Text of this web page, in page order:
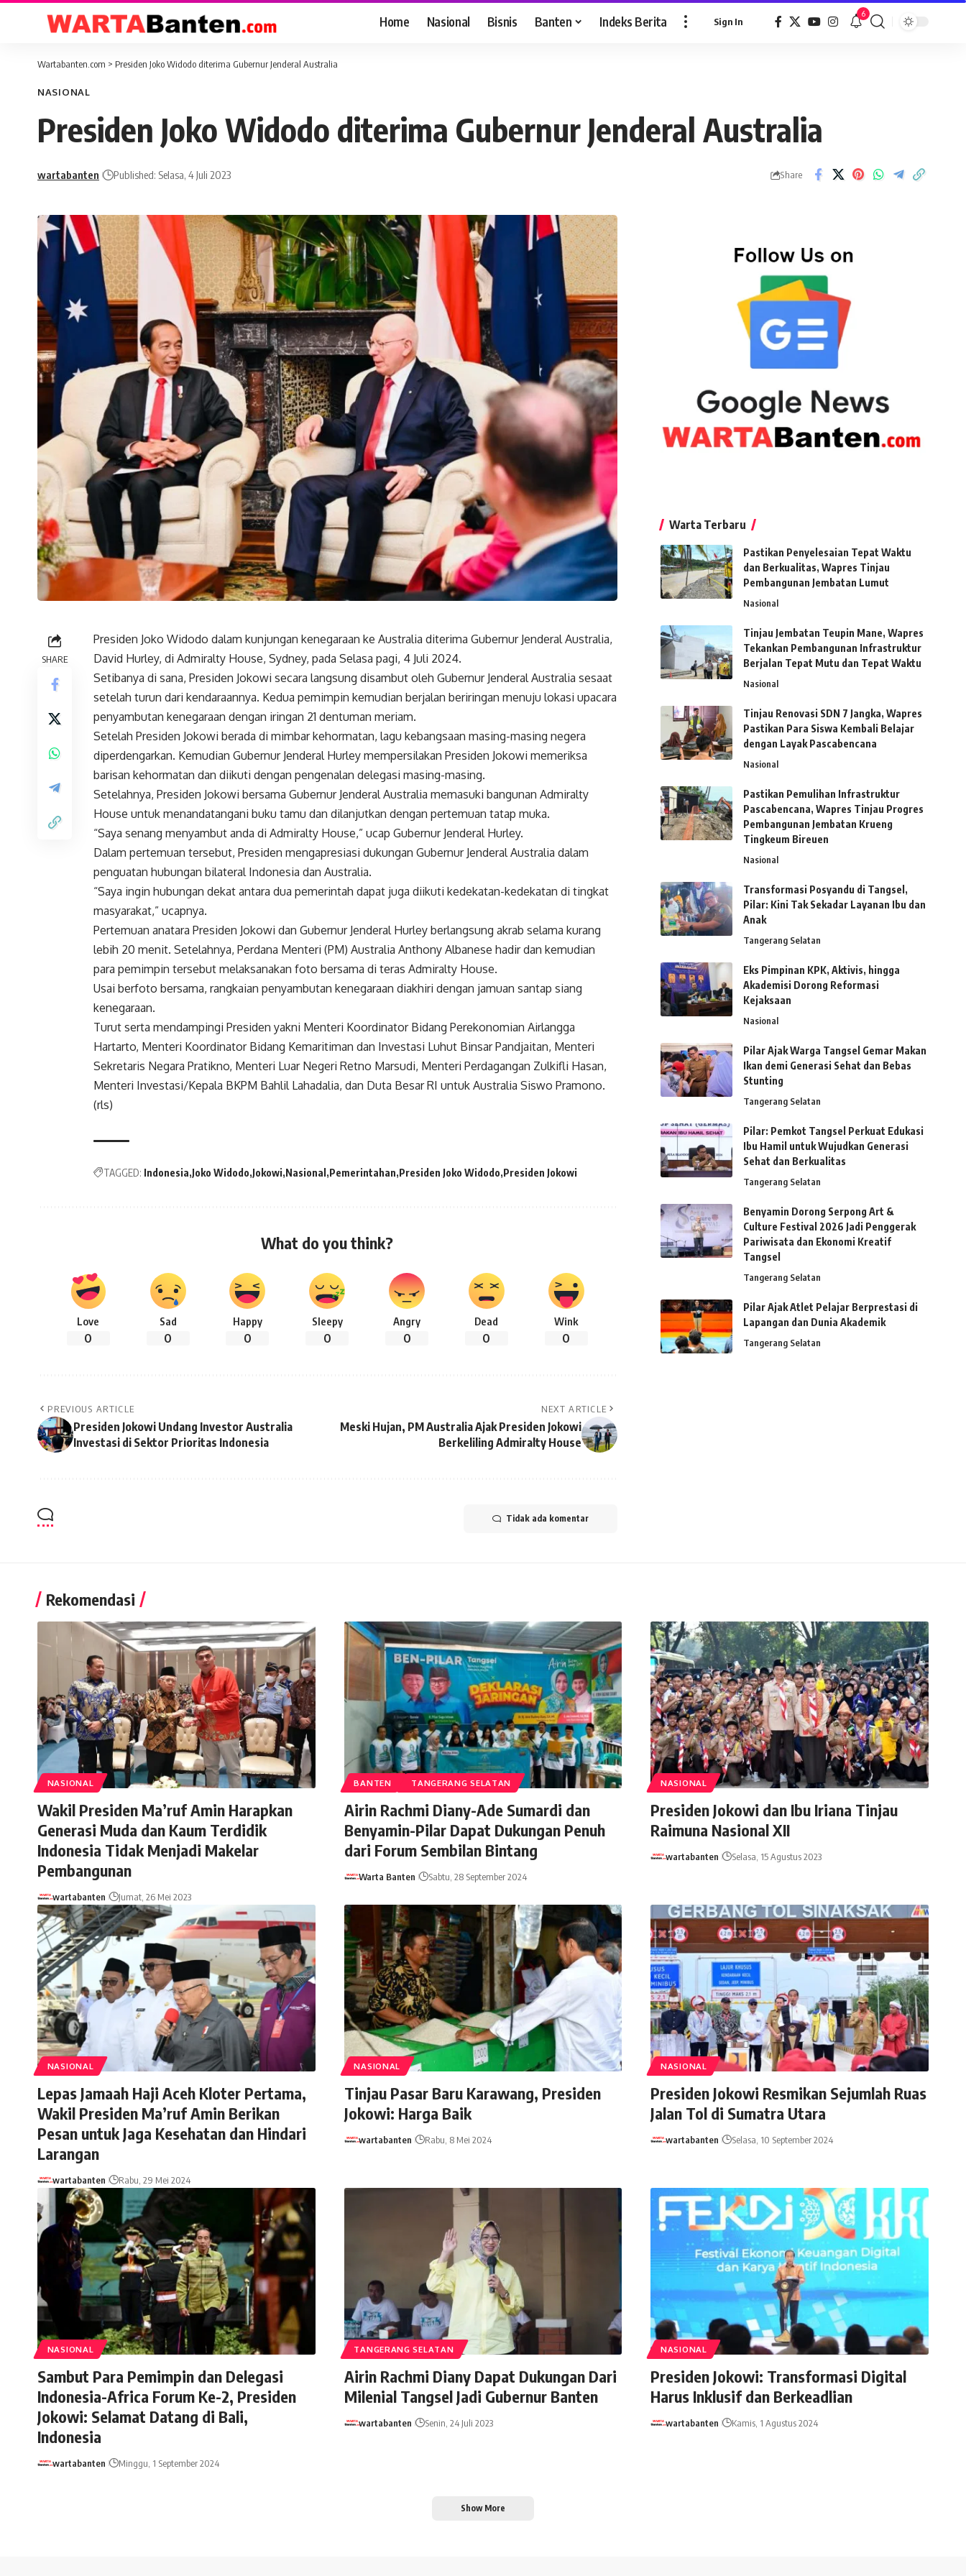
Home Nasional Bisnis Banten Indeks Berita Sign In
6
Wartabanten.com > Presiden Joko Widodo diterima Gubernur Jenderal Australia
NASIONAL
Presiden Joko Widodo diterima Gubernur Jenderal Australia
wartabanten Published: Selasa, 4 Juli 2023 Share
SHARE
Presiden Joko Widodo dalam kunjungan kenegaraan ke Australia diterima Gubernur Jenderal Australia,
David Hurley, di Admiralty House, Sydney, pada Selasa pagi, 4 Juli 2024.
Setibanya di sana, Presiden Jokowi secara langsung disambut oleh Gubernur Jenderal Australia sesaat
setelah turun dari kendaraannya. Kedua pemimpin kemudian berjalan beriringan menuju lokasi upacara
penyambutan kenegaraan dengan iringan 21 dentuman meriam.
Setelah Presiden Jokowi berada di mimbar kehormatan, lagu kebangsaan masing-masing negera
diperdengarkan. Kemudian Gubernur Jenderal Hurley mempersilakan Presiden Jokowi memeriksa
barisan kehormatan dan diikuti dengan pengenalan delegasi masing-masing.
Setelahnya, Presiden Jokowi bersama Gubernur Jenderal Australia memasuki bangunan Admiralty
House untuk menandatangani buku tamu dan dilanjutkan dengan pertemuan tatap muka.
“Saya senang menyambut anda di Admiralty House,” ucap Gubernur Jenderal Hurley.
Dalam pertemuan tersebut, Presiden mengapresiasi dukungan Gubernur Jenderal Australia dalam
penguatan hubungan bilateral Indonesia dan Australia.
“Saya ingin hubungan dekat antara dua pemerintah dapat juga diikuti kedekatan-kedekatan di tingkat
masyarakat,” ucapnya.
Pertemuan anatara Presiden Jokowi dan Gubernur Jenderal Hurley berlangsung akrab selama kurang
lebih 20 menit. Setelahnya, Perdana Menteri (PM) Australia Anthony Albanese hadir dan kemudian
para pemimpin tersebut melaksanakan foto bersama di teras Admiralty House.
Usai berfoto bersama, rangkaian penyambutan kenegaraan diakhiri dengan jamuan santap siang
kenegaraan.
Turut serta mendampingi Presiden yakni Menteri Koordinator Bidang Perekonomian Airlangga
Hartarto, Menteri Koordinator Bidang Kemaritiman dan Investasi Luhut Binsar Pandjaitan, Menteri
Sekretaris Negara Pratikno, Menteri Luar Negeri Retno Marsudi, Menteri Perdagangan Zulkifli Hasan,
Menteri Investasi/Kepala BKPM Bahlil Lahadalia, dan Duta Besar RI untuk Australia Siswo Pramono.
(rls)
TAGGED: Indonesia Joko Widodo Jokowi Nasional Pemerintahan Presiden Joko Widodo Presiden Jokowi
What do you think?
Love
0
Sad
0
Happy
0
Sleepy
0
Angry
0
Dead
0
Wink
0
PREVIOUS ARTICLE
Presiden Jokowi Undang Investor Australia
Investasi di Sektor Prioritas Indonesia
NEXT ARTICLE
Meski Hujan, PM Australia Ajak Presiden Jokowi
Berkeliling Admiralty House
Tidak ada komentar
Warta Terbaru
Pastikan Penyelesaian Tepat Waktu
dan Berkualitas, Wapres Tinjau
Pembangunan Jembatan Lumut
Nasional
Tinjau Jembatan Teupin Mane, Wapres
Tekankan Pembangunan Infrastruktur
Berjalan Tepat Mutu dan Tepat Waktu
Nasional
Tinjau Renovasi SDN 7 Jangka, Wapres
Pastikan Para Siswa Kembali Belajar
dengan Layak Pascabencana
Nasional
Pastikan Pemulihan Infrastruktur
Pascabencana, Wapres Tinjau Progres
Pembangunan Jembatan Krueng
Tingkeum Bireuen
Nasional
Transformasi Posyandu di Tangsel,
Pilar: Kini Tak Sekadar Layanan Ibu dan
Anak
Tangerang Selatan
Eks Pimpinan KPK, Aktivis, hingga
Akademisi Dorong Reformasi
Kejaksaan
Nasional
Pilar Ajak Warga Tangsel Gemar Makan
Ikan demi Generasi Sehat dan Bebas
Stunting
Tangerang Selatan
Pilar: Pemkot Tangsel Perkuat Edukasi
Ibu Hamil untuk Wujudkan Generasi
Sehat dan Berkualitas
Tangerang Selatan
Benyamin Dorong Serpong Art &
Culture Festival 2026 Jadi Penggerak
Pariwisata dan Ekonomi Kreatif
Tangsel
Tangerang Selatan
Pilar Ajak Atlet Pelajar Berprestasi di
Lapangan dan Dunia Akademik
Tangerang Selatan
Rekomendasi
NASIONAL
Wakil Presiden Ma’ruf Amin Harapkan
Generasi Muda dan Kaum Terdidik
Indonesia Tidak Menjadi Makelar
Pembangunan
wartabanten Jumat, 26 Mei 2023
BANTEN TANGERANG SELATAN
Airin Rachmi Diany-Ade Sumardi dan
Benyamin-Pilar Dapat Dukungan Penuh
dari Forum Sembilan Bintang
Warta Banten Sabtu, 28 September 2024
NASIONAL
Presiden Jokowi dan Ibu Iriana Tinjau
Raimuna Nasional XII
wartabanten Selasa, 15 Agustus 2023
NASIONAL
Lepas Jamaah Haji Aceh Kloter Pertama,
Wakil Presiden Ma’ruf Amin Berikan
Pesan untuk Jaga Kesehatan dan Hindari
Larangan
wartabanten Rabu, 29 Mei 2024
NASIONAL
Tinjau Pasar Baru Karawang, Presiden
Jokowi: Harga Baik
wartabanten Rabu, 8 Mei 2024
NASIONAL
Presiden Jokowi Resmikan Sejumlah Ruas
Jalan Tol di Sumatra Utara
wartabanten Selasa, 10 September 2024
NASIONAL
Sambut Para Pemimpin dan Delegasi
Indonesia-Africa Forum Ke-2, Presiden
Jokowi: Selamat Datang di Bali,
Indonesia
wartabanten Minggu, 1 September 2024
TANGERANG SELATAN
Airin Rachmi Diany Dapat Dukungan Dari
Milenial Tangsel Jadi Gubernur Banten
wartabanten Senin, 24 Juli 2023
NASIONAL
Presiden Jokowi: Transformasi Digital
Harus Inklusif dan Berkeadlian
wartabanten Kamis, 1 Agustus 2024
Show More